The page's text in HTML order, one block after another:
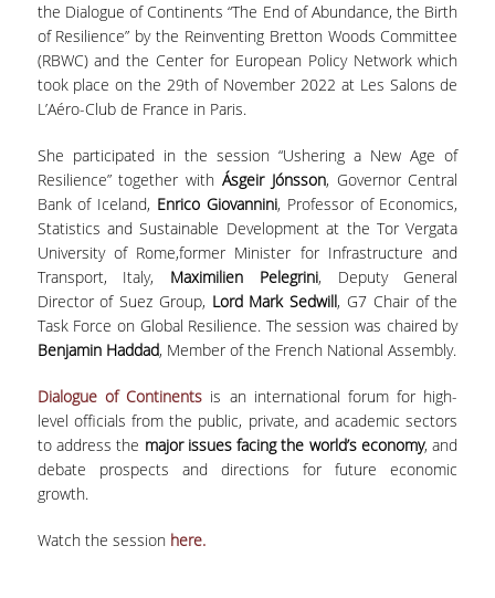
ΠΜΣ ΟΙΚΟΝΟΜΙΚΑ ΚΑΙ ΔΙΚΑΙΟ ΣΤΙΣ
ΕΝΕΡΓΕΙΑΚΕΣ ΑΓΟΡΕΣ
ΔΙΑΤΡΙΒΕΣ ΦΟΙΤΗΤΩΝ
the Dialogue of Continents “The End of Abundance, the Birth
of Resilience” by the Reinventing Bretton Woods Committee
(RBWC) and the Center for European Policy Network which
took place on the 29th of November 2022 at Les Salons de
L’Aéro-Club de France in Paris.
She participated in the session “Ushering a New Age of
Resilience” together with Ásgeir Jónsson, Governor Central
Bank of Iceland, Enrico Giovannini, Professor of Economics,
Statistics and Sustainable Development at the Tor Vergata
University of Rome,former Minister for Infrastructure and
Transport, Italy, Maximilien Pelegrini, Deputy General
Director of Suez Group, Lord Mark Sedwill, G7 Chair of the
Task Force on Global Resilience. The session was chaired by
Benjamin Haddad, Member of the French National Assembly.
Dialogue of Continents is an international forum for high-
level officials from the public, private, and academic sectors
to address the major issues facing the world’s economy, and
debate prospects and directions for future economic
growth.
Watch the session here.